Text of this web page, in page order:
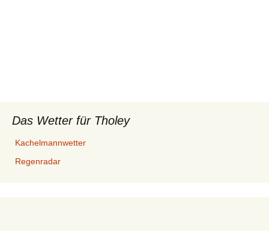
Das Wetter für Tholey
Kachelmannwetter
Regenradar